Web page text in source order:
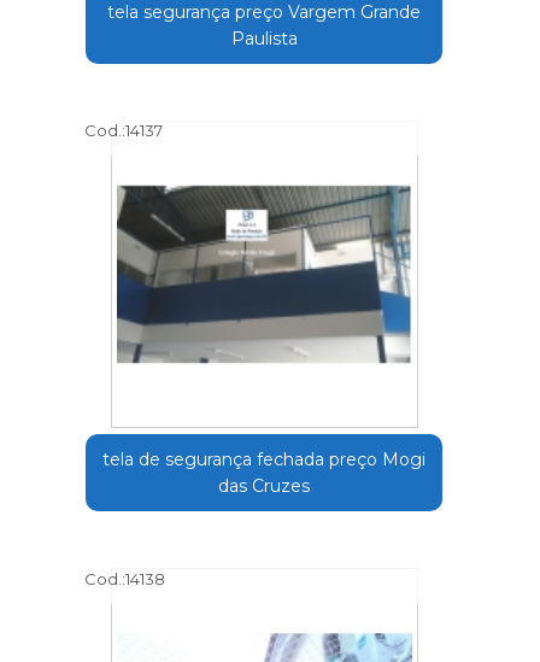
tela segurança preço Vargem Grande
Paulista
Cod.:14137
tela de segurança fechada preço Mogi
das Cruzes
Cod.:14138